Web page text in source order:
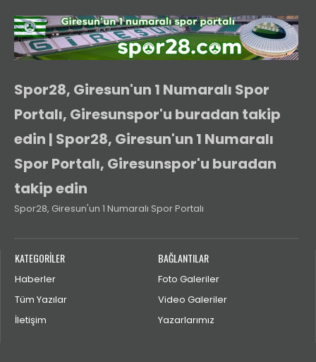
Spor28, Giresun'un 1 Numaralı Spor
Portalı, Giresunspor'u buradan takip
edin | Spor28, Giresun'un 1 Numaralı
Spor Portalı, Giresunspor'u buradan
takip edin
Spor28, Giresun'un 1 Numaralı Spor Portalı
KATEGORİLER
Haberler
Tüm Yazılar
İletişim
BAĞLANTILAR
Foto Galeriler
Video Galeriler
Yazarlarımız